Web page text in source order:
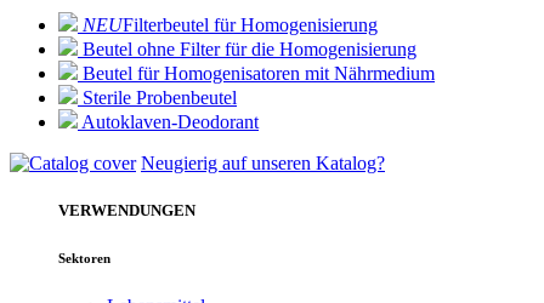
NEUFilterbeutel für Homogenisierung
Beutel ohne Filter für die Homogenisierung
Beutel für Homogenisatoren mit Nährmedium
Sterile Probenbeutel
Autoklaven-Deodorant
Neugierig auf unseren Katalog?
VERWENDUNGEN
Sektoren